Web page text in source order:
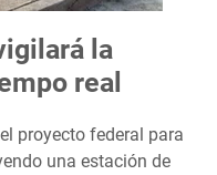
la
real
proyecto federal para
una estación de